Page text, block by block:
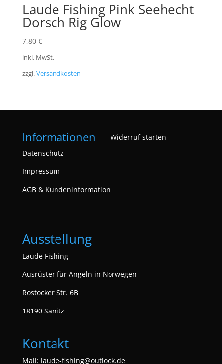
Laude Fishing Pink Seehecht
Dorsch Rig Glow
7,80 €
inkl. MwSt.
zzgl.Versandkosten
Informationen
Datenschutz
Impressum
AGB & Kundeninformation
Widerruf starten
Ausstellung
Laude Fishing
Ausrüster für Angeln in Norwegen
Rostocker Str. 6B
18190 Sanitz
Kontakt
Mail: laude-fishing@outlook.de